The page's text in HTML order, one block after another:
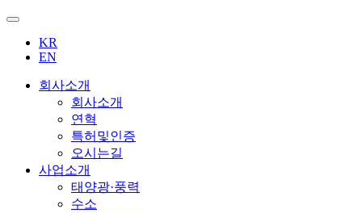
KR
EN
회사소개
회사소개
연혁
특허및인증
오시는길
사업소개
태양광·풍력
수소